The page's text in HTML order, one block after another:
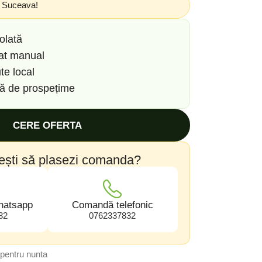
manual
local
de prospețime
CERE OFERTA
să plasezi comanda?
Comandă telefonic
0762337832
nunta